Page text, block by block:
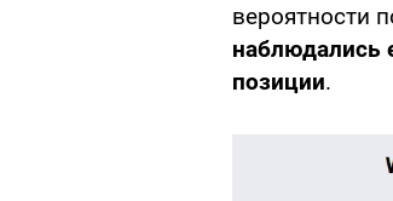
вероятности
наблюдались
позиции.